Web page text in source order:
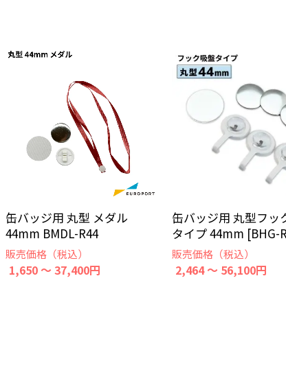
缶バッジ用 丸型 メダル
44mm BMDL-R44
販売価格（税込）
1,650 ～ 37,400円
缶バッジ用 丸型フッ
タイプ 44mm [BHG-
販売価格（税込）
2,464 ～ 56,100円